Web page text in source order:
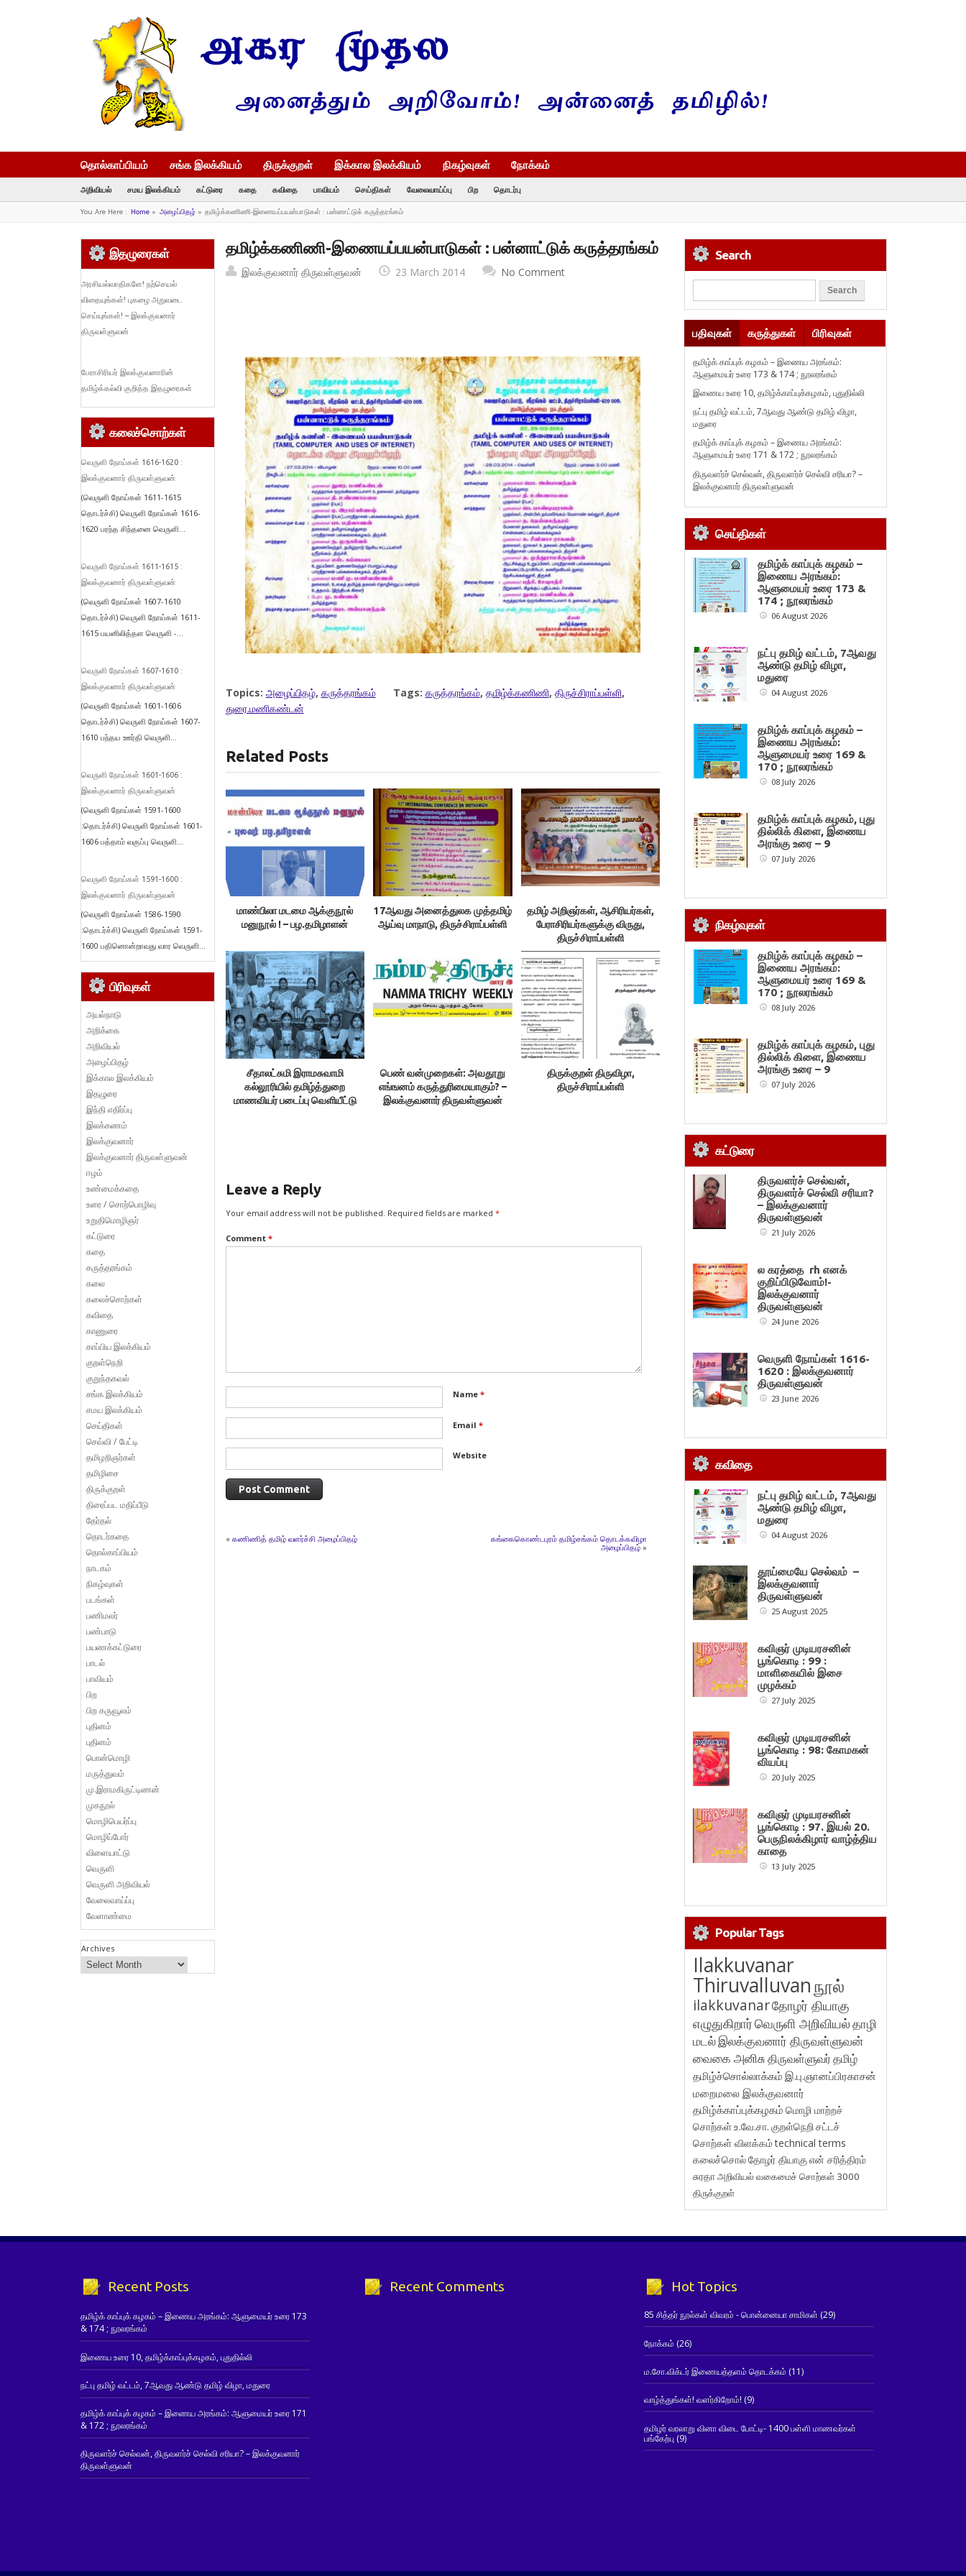
தொல்காப்பியம் சங்க இலக்கியம் திருக்குறள் இக்கால இலக்கியம் நிகழ்வுகள் நோக்கம்
அறிவியல் சமய இலக்கியம் கட்டுரை கதை கவிதை பாவியம் செய்திகள் வேலைவாய்ப்பு பிற தொடர்பு
You Are Here : Home» அழைப்பிதழ் » தமிழ்க்கணிணி-இணையப்பயன்பாடுகள் : பன்னாட்டுக் கருத்தரங்கம்
தமிழ்க்கணிணி-இணையப்பயன்பாடுகள் : பன்னாட்டுக் கருத்தரங்கம்
இலக்குவனார் திருவள்ளுவன் 23 March 2014 No Comment
Topics: அழைப்பிதழ், கருத்தரங்கம் Tags: கருத்தரங்கம், தமிழ்க்கணிணி, திருச்சிராப்பள்ளி,
துரை.மணிகண்டன்
Related Posts
மாண்பிலா மடமை ஆக்குநூல்
மனுநூல் ! – பழ.தமிழாளன்
17ஆவது அனைத்துலக முத்தமிழ்
ஆய்வு மாநாடு, திருச்சிராப்பள்ளி
தமிழ் அறிஞர்கள், ஆசிரியர்கள்,
பேராசிரியர்களுக்கு விருது,
திருச்சிராப்பள்ளி
சீதாலட்சுமி இராமசுவாமி
கல்லூரியில் தமிழ்த்துறை
மாணவியர் படைப்பு வெளியீட்டு
பெண் வன்முறைகள்: அவதூறு
எங்ஙனம் கருத்துரிமையாகும்? –
இலக்குவனார் திருவள்ளுவன்
திருக்குறள் திருவிழா,
திருச்சிராப்பள்ளி
Leave a Reply
Your email address will not be published. Required fields are marked *
Comment *
Name *
Email *
Website
« கணிணித் தமிழ் வளர்ச்சி அழைப்பிதழ்
கங்கைகொண்டபுரம் தமிழ்சங்கம் தொடக்கவிழா
அழைப்பிதழ்»
இதழுரைகள்
அரசியல்வாதிகளே! நற்செயல்
விதையுங்கள்! புகழை அறுவடை
செய்யுங்கள்! – இலக்குவனார்
திருவள்ளுவன்
பேராசிரியர் இலக்குவனாரின்
தமிழ்க்கல்வி குறித்த இதழுரைகள்
கலைச்சொற்கள்
வெருளி நோய்கள் 1616-1620 :
இலக்குவனார் திருவள்ளுவன்
(வெருளி நோய்கள் 1611-1615
தொடர்ச்சி) வெருளி நோய்கள் 1616-
1620 பரந்த சிந்தனை வெருளி...
வெருளி நோய்கள் 1611-1615 :
இலக்குவனார் திருவள்ளுவன்
(வெருளி நோய்கள் 1607-1610
தொடர்ச்சி) வெருளி நோய்கள் 1611-
1615 பயனிலித்தள வெருளி -...
வெருளி நோய்கள் 1607-1610 :
இலக்குவனார் திருவள்ளுவன்
(வெருளி நோய்கள் 1601-1606
தொடர்ச்சி) வெருளி நோய்கள் 1607-
1610 பந்தய ஊர்தி வெருளி...
வெருளி நோய்கள் 1601-1606 :
இலக்குவனார் திருவள்ளுவன்
(வெருளி நோய்கள் 1591-1600
:தொடர்ச்சி) வெருளி நோய்கள் 1601-
1606 பத்தாம் வகுப்பு வெருளி...
வெருளி நோய்கள் 1591-1600 :
இலக்குவனார் திருவள்ளுவன்
(வெருளி நோய்கள் 1586-1590
:தொடர்ச்சி) வெருளி நோய்கள் 1591-
1600 பதினொன்றாவது வார வெருளி...
பிரிவுகள்
அயல்நாடு
அறிக்கை
அறிவியல்
அழைப்பிதழ்
இக்கால இலக்கியம்
இதழுரை
இந்தி எதிர்ப்பு
இலக்கணம்
இலக்குவனார்
இலக்குவனார் திருவள்ளுவன்
ஈழம்
உண்மைக்கதை
உரை / சொற்பொழிவு
உறுதிமொழிஞர்
கட்டுரை
கதை
கருத்தரங்கம்
கலை
கலைச்சொற்கள்
கவிதை
காணுரை
காப்பிய இலக்கியம்
குறள்நெறி
குறுந்தகவல்
சங்க இலக்கியம்
சமய இலக்கியம்
செய்திகள்
செவ்வி / பேட்டி
தமிழறிஞர்கள்
தமிழிசை
திருக்குறள்
திரைப்பட மதிப்பீடு
தேர்தல்
தொடர்கதை
தொல்காப்பியம்
நாடகம்
நிகழ்வுகள்
படங்கள்
பணிமலர்
பண்பாடு
பயணக்கட்டுரை
பாடல்
பாவியம்
பிற
பிற கருவூலம்
புதினம்
புதினம்
பொன்மொழி
மருத்துவம்
மு.இராமகிருட்டிணன்
முகநூல்
மொழிபெயர்ப்பு
மொழிப்போர்
விளையாட்டு
வெருளி
வெருளி அறிவியல்
வேலைவாய்ப்பு
வேளாண்மை
Archives
Search
பதிவுகள் கருத்துகள் பிரிவுகள்
தமிழ்க் காப்புக் கழகம் – இணைய அரங்கம்:
ஆளுமையர் உரை 173 & 174 ; நூலரங்கம்
இணைய உரை 10, தமிழ்க்காப்புக்கழகம், புதுதில்லி
நட்பு தமிழ் வட்டம், 7ஆவது ஆண்டு தமிழ் விழா,
மதுரை
தமிழ்க் காப்புக் கழகம் – இணைய அரங்கம்:
ஆளுமையர் உரை 171 & 172 ; நூலரங்கம்
திருவளர்ச் செல்வன், திருவளர்ச் செல்வி சரியா? –
இலக்குவனார் திருவள்ளுவன்
செய்திகள்
தமிழ்க் காப்புக் கழகம் –
இணைய அரங்கம்:
ஆளுமையர் உரை 173 &
174 ; நூலரங்கம்
06 August 2026
நட்பு தமிழ் வட்டம், 7ஆவது
ஆண்டு தமிழ் விழா,
மதுரை
04 August 2026
தமிழ்க் காப்புக் கழகம் –
இணைய அரங்கம்:
ஆளுமையர் உரை 169 &
170 ; நூலரங்கம்
08 July 2026
தமிழ்க் காப்புக் கழகம், புது
தில்லிக் கிளை, இணைய
அரங்கு உரை – 9
07 July 2026
நிகழ்வுகள்
தமிழ்க் காப்புக் கழகம் –
இணைய அரங்கம்:
ஆளுமையர் உரை 169 &
170 ; நூலரங்கம்
08 July 2026
தமிழ்க் காப்புக் கழகம், புது
தில்லிக் கிளை, இணைய
அரங்கு உரை – 9
07 July 2026
கட்டுரை
திருவளர்ச் செல்வன்,
திருவளர்ச் செல்வி சரியா?
– இலக்குவனார்
திருவள்ளுவன்
21 July 2026
ல கரத்தை rh எனக்
குறிப்பிடுவோம்!-
இலக்குவனார்
திருவள்ளுவன்
24 June 2026
வெருளி நோய்கள் 1616-
1620 : இலக்குவனார்
திருவள்ளுவன்
23 June 2026
கவிதை
நட்பு தமிழ் வட்டம், 7ஆவது
ஆண்டு தமிழ் விழா,
மதுரை
04 August 2026
தூய்மையே செல்வம் –
இலக்குவனார்
திருவள்ளுவன்
25 August 2025
கவிஞர் முடியரசனின்
பூங்கொடி : 99 :
மாளிகையில் இசை
முழக்கம்
27 July 2025
கவிஞர் முடியரசனின்
பூங்கொடி : 98: கோமகன்
வியப்பு
20 July 2025
கவிஞர் முடியரசனின்
பூங்கொடி : 97. இயல் 20.
பெருநிலக்கிழார் வாழ்த்திய
காதை
13 July 2025
Popular Tags
Ilakkuvanar
Thiruvalluvanநூல்
ilakkuvanarதோழர் தியாகு
எழுதுகிறார்வெருளி அறிவியல்தாழி
மடல்இலக்குவனார் திருவள்ளுவன்
வைகை அனிசுதிருவள்ளுவர்தமிழ்
தமிழ்ச்சொல்லாக்கம் இ.பு.ஞானப்பிரகாசன்
மறைமலை இலக்குவனார்
தமிழ்க்காப்புக்கழகம் மொழி மாற்றச்
சொற்கள்உ.வே.சா. குறள்நெறி சட்டச்
சொற்கள் விளக்கம்technical terms
கலைச்சொல்தோழர் தியாகுஎன் சரித்திரம்
சுரதாஅறிவியல் வகைமைச் சொற்கள் 3000
திருக்குறள்
Recent Posts
தமிழ்க் காப்புக் கழகம் – இணைய அரங்கம்: ஆளுமையர் உரை 173
& 174 ; நூலரங்கம்
இணைய உரை 10, தமிழ்க்காப்புக்கழகம், புதுதில்லி
நட்பு தமிழ் வட்டம், 7ஆவது ஆண்டு தமிழ் விழா, மதுரை
தமிழ்க் காப்புக் கழகம் – இணைய அரங்கம்: ஆளுமையர் உரை 171
& 172 ; நூலரங்கம்
திருவளர்ச் செல்வன், திருவளர்ச் செல்வி சரியா? – இலக்குவனார்
திருவள்ளுவன்
Recent Comments Hot Topics
85 சித்தர் நூல்கள் விவரம் - பொன்னையா சாமிகள் (29)
நோக்கம் (26)
ம.சோ.விக்டர் இணையத்தளம் தொடக்கம் (11)
வாழ்த்துங்கள்! வளர்கிறோம்! (9)
தமிழர் வரலாறு வினா விடை போட்டி- 1400 பள்ளி மாணவர்கள்
பங்கேற்பு(9)